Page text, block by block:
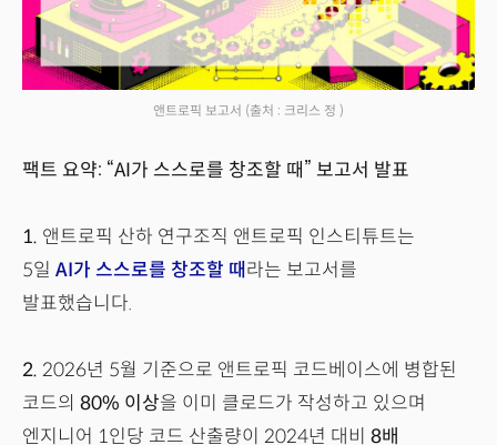
앤트로픽 보고서 (출처 : 크리스 정 )
팩트 요약: “AI가 스스로를 창조할 때” 보고서 발표
1. 앤트로픽 산하 연구조직 앤트로픽 인스티튜트는
5일 AI가 스스로를 창조할 때라는 보고서를
발표했습니다.
2. 2026년 5월 기준으로 앤트로픽 코드베이스에 병합된
코드의 80% 이상을 이미 클로드가 작성하고 있으며
엔지니어 1인당 코드 산출량이 2024년 대비 8배